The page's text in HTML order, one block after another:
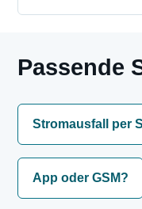
Passende
Stromausfall per
App oder GSM?